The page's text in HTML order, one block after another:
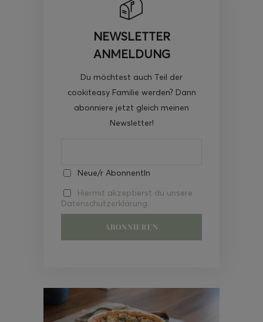
NEWSLETTER
ANMELDUNG
Du möchtest auch Teil der
cookiteasy Familie werden? Dann
abonniere jetzt gleich meinen
Newsletter!
Neue/r AbonnentIn
Hiermit akzeptierst du unsere
Datenschutzerklärung.
Video-